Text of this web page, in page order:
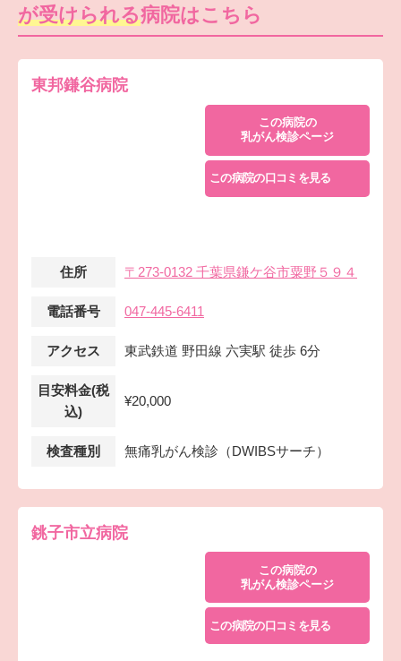
が受けられる病院はこちら
東邦鎌谷病院
この病院の
乳がん検診ページ
この病院の口コミを見る
住所 〒273-0132 千葉県鎌ケ谷市粟野５９４
電話番号 047-445-6411
アクセス 東武鉄道 野田線 六実駅 徒歩 6分
目安料金(税
込)
¥20,000
検査種別 無痛乳がん検診（DWIBSサーチ）
銚子市立病院
この病院の
乳がん検診ページ
この病院の口コミを見る